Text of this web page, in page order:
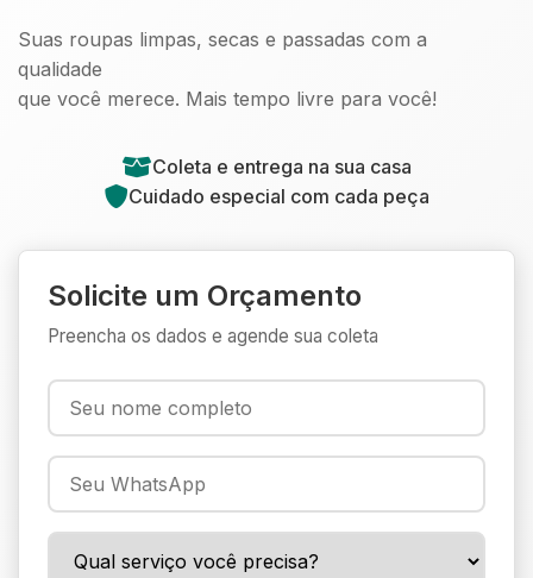
Suas roupas limpas, secas e passadas com a
qualidade
que você merece. Mais tempo livre para você!
Coleta e entrega na sua casa
Cuidado especial com cada peça
Solicite um Orçamento
Preencha os dados e agende sua coleta